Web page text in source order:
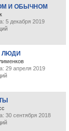
И ОБЫЧНОМ
5 декабря 2019
ЛЮДИ
29 апреля 2019
30 сентября 2018